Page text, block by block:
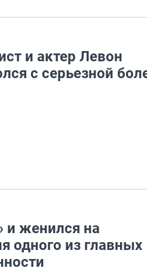
и актер Левон
с серьезной
и женился на
одного из главных